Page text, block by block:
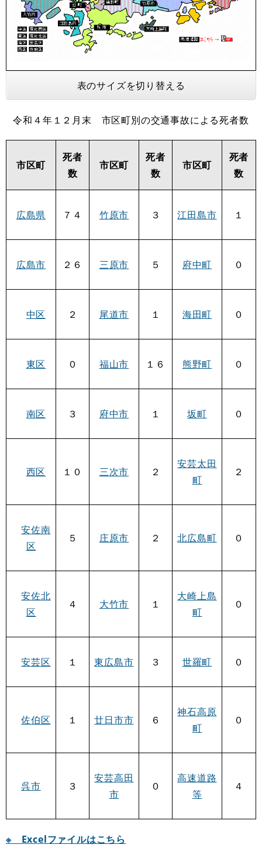
表のサイズを切り替える
令和４年１２月末 市区町別の交通事故による死者数
市区町
死者
数
市区町
死者
数
市区町
死者
数
広島県 ７４ 竹原市 ３ 江田島市 １
広島市 ２６ 三原市 ５ 府中町 ０
中区 ２ 尾道市 １ 海田町 ０
東区 ０ 福山市 １６ 熊野町 ０
南区 ３ 府中市 １ 坂町 ０
西区 １０ 三次市 ２
安芸太田
町
２
安佐南
区
５ 庄原市 ２ 北広島町 ０
安佐北
区
４ 大竹市 １
大崎上島
町
０
安芸区 １ 東広島市 ３ 世羅町 ０
佐伯区 １ 廿日市市 ６
神石高原
町
０
呉市 ３
安芸高田
市
０
高速道路
等
４
※ Excelファイルはこちら